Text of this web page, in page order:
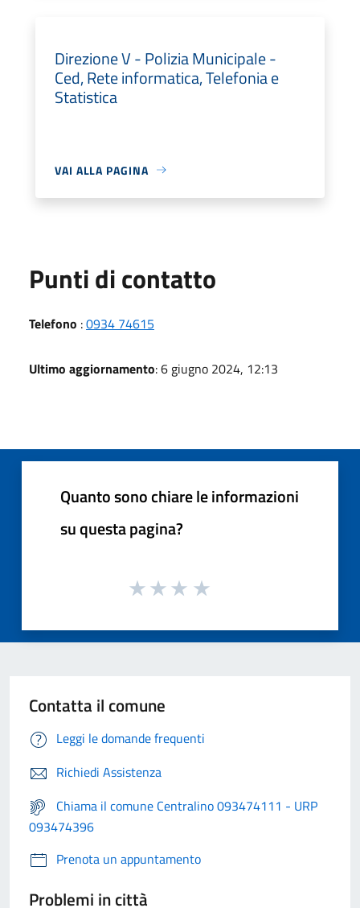
Direzione V - Polizia Municipale -
Ced, Rete informatica, Telefonia e
Statistica
VAI ALLA PAGINA
Punti di contatto
Telefono :0934 74615
Ultimo aggiornamento: 6 giugno 2024, 12:13
Quanto sono chiare le informazioni
su questa pagina?
Contatta il comune
Leggi le domande frequenti
Richiedi Assistenza
Chiama il comune Centralino 093474111 - URP
093474396
Prenota un appuntamento
Problemi in città